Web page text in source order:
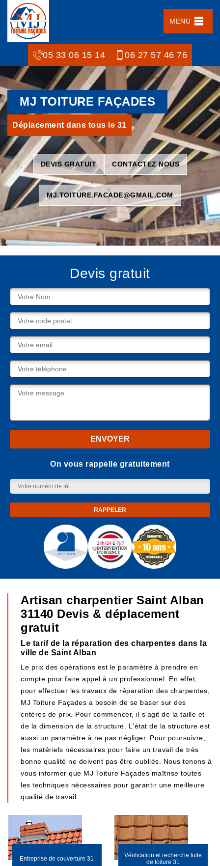
MENU
05 33 06 15 14 06 27 57 46 76
MJ TOITURE FAÇADES
Déplacement dans tous le 31
DEVIS GRATUIT CONTACTEZ NOUS
MJ.TOITURE.FACADE@GMAIL.COM
Devis gratuit
On vous rappelle gratuitement
Artisan charpentier Saint Alban
31140 Devis & déplacement
gratuit
Le tarif de la réparation des charpentes dans la
ville de Saint Alban
Le prix des opérations est le paramètre à prendre en
compte pour faire appel à un professionnel. En effet,
pour effectuer les travaux de réparation des charpentes,
MJ Toiture Façades a besoin de se baser sur des
critères de prix. Pour commencer, il s'agit de la taille et
de la dimension de la structure. L'état de la structure est
aussi un paramètre à ne pas négliger. Pour poursuivre,
les matériels nécessaires pour faire un travail de très
bonne qualité ne doivent pas être oubliés. Nous tenons à
vous informer que MJ Toiture Façades maîtrise toutes
les techniques nécessaires pour garantir une meilleure
qualité de travail.
Entreprise de couverture 31
Vérification et recherche fuite
de toiture 31